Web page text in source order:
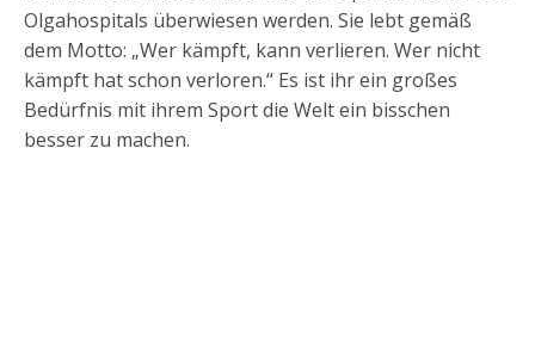
Olgahospitals überwiesen werden. Sie lebt gemäß
dem Motto: „Wer kämpft, kann verlieren. Wer nicht
kämpft hat schon verloren.“ Es ist ihr ein großes
Bedürfnis mit ihrem Sport die Welt ein bisschen
besser zu machen.